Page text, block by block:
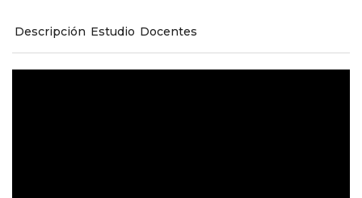
Descripción Estudio Docentes